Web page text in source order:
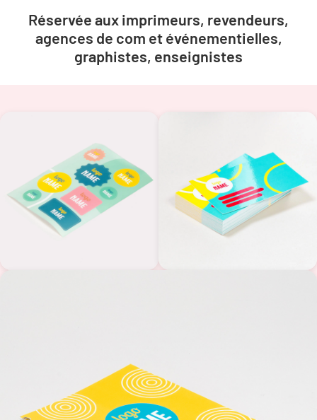
Réservée aux imprimeurs, revendeurs,
agences de com et événementielles,
graphistes, enseignistes